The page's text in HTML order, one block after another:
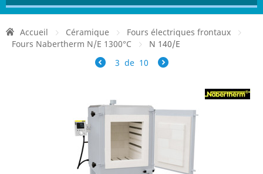
Accueil Céramique
Fours électriques frontaux
Fours Nabertherm N/E 1300°C
N 140/E
3 de 10